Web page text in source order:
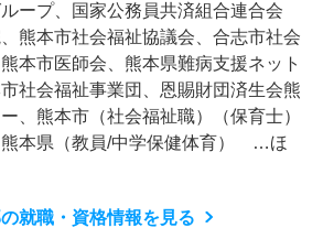
ープ、国家公務員共済組合連合会
熊本市社会福祉協議会、合志市社会
本市医師会、熊本県難病支援ネット
社会福祉事業団、恩賜財団済生会熊
、熊本市（社会福祉職）（保育士）
熊本県（教員/中学保健体育） …ほ
就職・資格情報を見る